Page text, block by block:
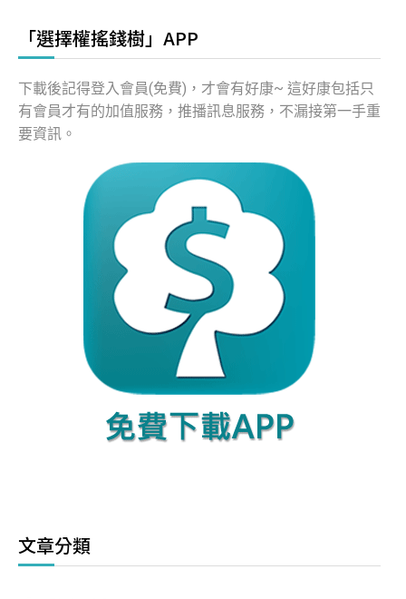
「選擇權搖錢樹」APP
下載後記得登入會員(免費)，才會有好康~ 這好康包括只
有會員才有的加值服務，推播訊息服務，不漏接第一手重
要資訊。
文章分類